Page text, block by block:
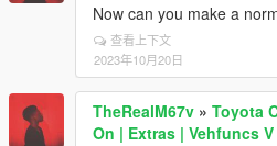
Now can you make a
查看上下文
2023年10月20日
TheRealM67v » Toyota
On | Extras | Vehfuncs V